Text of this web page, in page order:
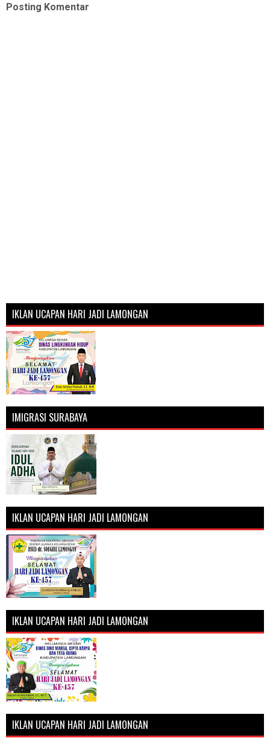
Posting Komentar
IKLAN UCAPAN HARI JADI LAMONGAN
IMIGRASI SURABAYA
IKLAN UCAPAN HARI JADI LAMONGAN
IKLAN UCAPAN HARI JADI LAMONGAN
IKLAN UCAPAN HARI JADI LAMONGAN